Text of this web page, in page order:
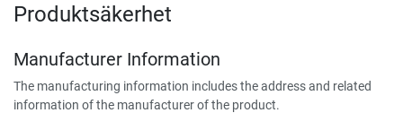
Produktsäkerhet
Manufacturer Information
The manufacturing information includes the address and related
information of the manufacturer of the product.